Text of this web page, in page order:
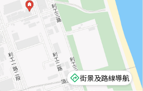
街景及路線導航